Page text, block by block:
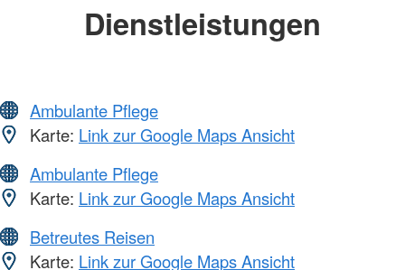
Dienstleistungen
Ambulante Pflege
Karte: Link zur Google Maps Ansicht
Ambulante Pflege
Karte: Link zur Google Maps Ansicht
Betreutes Reisen
Karte: Link zur Google Maps Ansicht